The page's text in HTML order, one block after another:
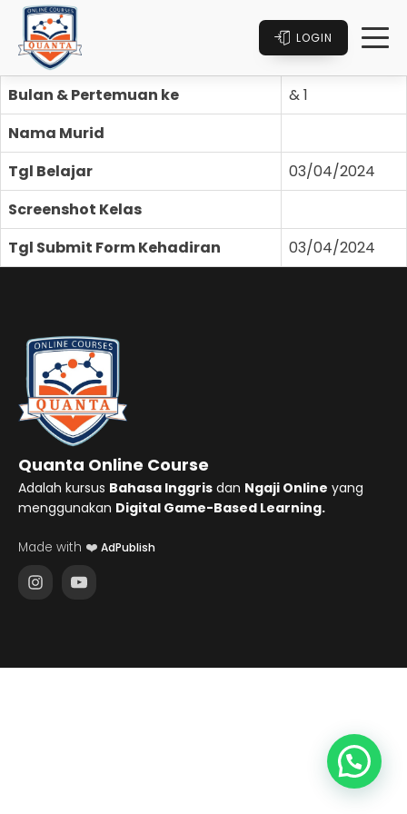
LOGIN
Bulan & Pertemuan ke
& 1
Nama Murid
Tgl Belajar
03/04/2024
Screenshot Kelas
Tgl Submit Form Kehadiran
03/04/2024
Quanta Online Course
Adalah kursus Bahasa Inggris dan Ngaji Online yang
menggunakan Digital Game-Based Learning.
Made with ❤️ AdPublish